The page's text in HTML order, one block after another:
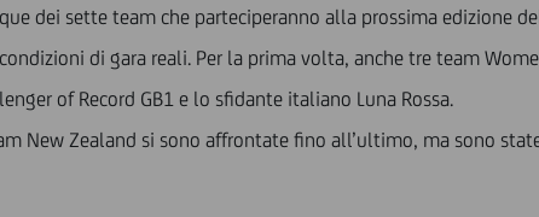
dei sette team che parteciperanno alla prossima edizione
di gara reali. Per la prima volta, anche tre team
of Record GB1 e lo sfidante italiano Luna Rossa.
New Zealand si sono affrontate fino all’ultimo, ma sono